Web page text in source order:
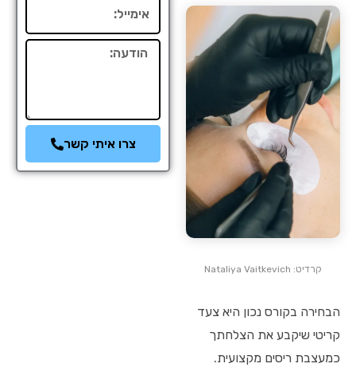
קרדיט: Nataliya Vaitkevich
הבחירה בקורס נכון היא צעד
קריטי שיקבע את הצלחתך
כמעצבת ריסים מקצועית.
הודעה
צרו איתי קשר